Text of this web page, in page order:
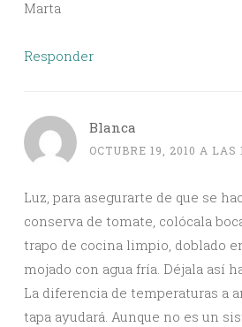
Marta
Responder
Blanca
OCTUBRE 19, 2010 A LAS
Luz, para asegurarte de que se
conserva de tomate, colócala
trapo de cocina limpio, doblado
mojado con agua fría. Déjala así
La diferencia de temperaturas a
tapa ayudará. Aunque no es un